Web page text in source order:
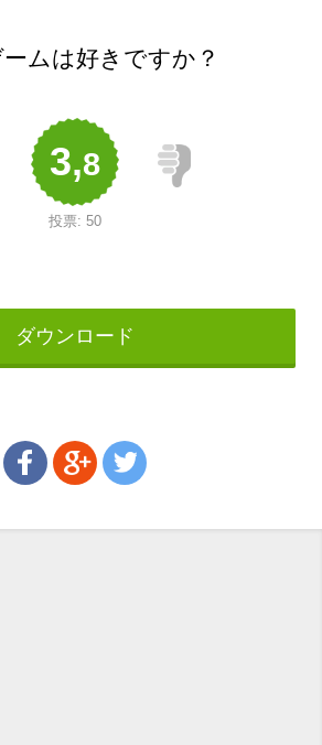
ムは好きですか？
3,8
投票: 50
ダウンロード